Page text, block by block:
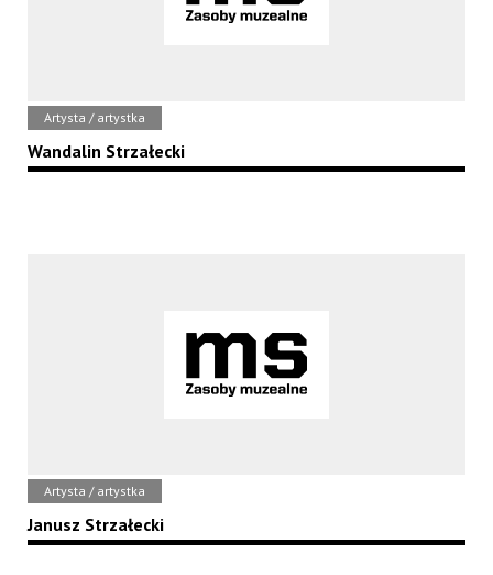
Artysta / artystka
Wandalin Strzałecki
Artysta / artystka
Janusz Strzałecki